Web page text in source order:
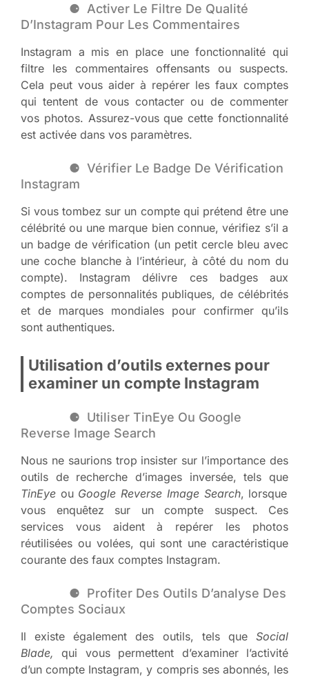
Activer Le Filtre De Qualité
D’Instagram Pour Les Commentaires
Instagram a mis en place une fonctionnalité qui
filtre les commentaires offensants ou suspects.
Cela peut vous aider à repérer les faux comptes
qui tentent de vous contacter ou de commenter
vos photos. Assurez-vous que cette fonctionnalité
est activée dans vos paramètres.
Vérifier Le Badge De Vérification
Instagram
Si vous tombez sur un compte qui prétend être une
célébrité ou une marque bien connue, vérifiez s’il a
un badge de vérification (un petit cercle bleu avec
une coche blanche à l’intérieur, à côté du nom du
compte). Instagram délivre ces badges aux
comptes de personnalités publiques, de célébrités
et de marques mondiales pour confirmer qu’ils
sont authentiques.
Utilisation d’outils externes pour
examiner un compte Instagram
Utiliser TinEye Ou Google
Reverse Image Search
Nous ne saurions trop insister sur l’importance des
outils de recherche d’images inversée, tels que
TinEye ou Google Reverse Image Search, lorsque
vous enquêtez sur un compte suspect. Ces
services vous aident à repérer les photos
réutilisées ou volées, qui sont une caractéristique
courante des faux comptes Instagram.
Profiter Des Outils D’analyse Des
Comptes Sociaux
Il existe également des outils, tels que Social
Blade, qui vous permettent d’examiner l’activité
d’un compte Instagram, y compris ses abonnés, les